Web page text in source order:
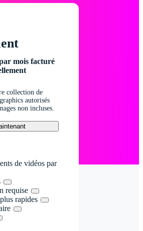
mois facturé
collection de
autorisés
non incluses.
de vidéos par
requise
rapides